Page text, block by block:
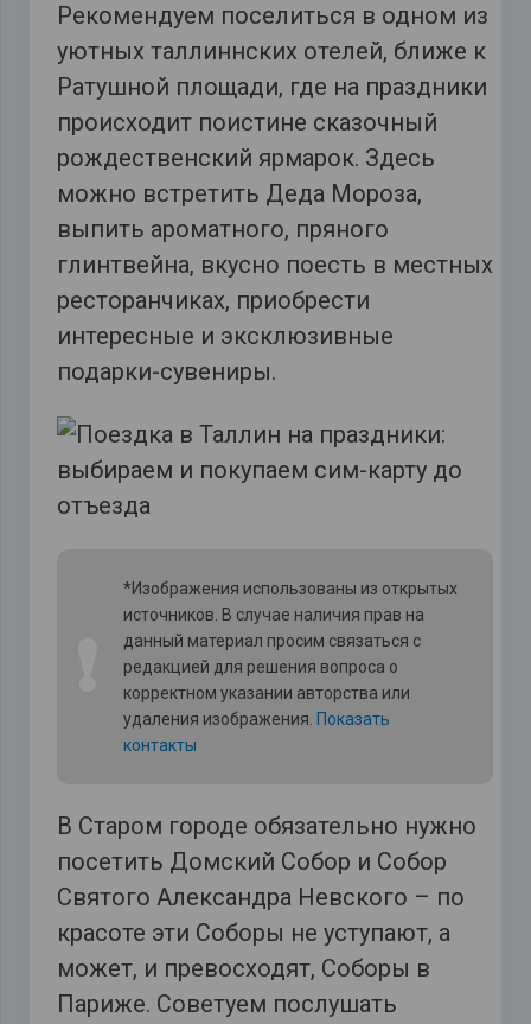
Рекомендуем поселиться в одном из
уютных таллиннских отелей, ближе к
Ратушной площади, где на праздники
происходит поистине сказочный
рождественский ярмарок. Здесь
можно встретить Деда Мороза,
выпить ароматного, пряного
глинтвейна, вкусно поесть в местных
ресторанчиках, приобрести
интересные и эксклюзивные
подарки-сувениры.
*Изображения использованы из открытых
источников. В случае наличия прав на
данный материал просим связаться с
редакцией для решения вопроса о
корректном указании авторства или
удаления изображения. Показать
контакты
В Старом городе обязательно нужно
посетить Домский Собор и Собор
Святого Александра Невского – по
красоте эти Соборы не уступают, а
может, и превосходят, Соборы в
Париже. Советуем послушать